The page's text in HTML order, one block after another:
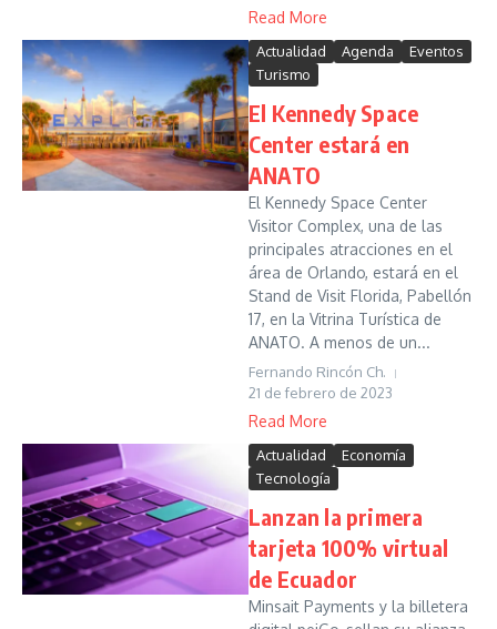
Read More
Actualidad Agenda
Eventos
Turismo
El Kennedy Space
Center estará en
ANATO
El Kennedy Space Center
Visitor Complex, una de las
principales atracciones en el
área de Orlando, estará en el
Stand de Visit Florida, Pabellón
17, en la Vitrina Turística de
ANATO. A menos de un...
Fernando Rincón Ch.
21 de febrero de 2023
Read More
Actualidad
Economía
Tecnología
Lanzan la primera
tarjeta 100% virtual
de Ecuador
Minsait Payments y la billetera